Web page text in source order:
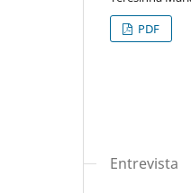
PDF
Entrevista